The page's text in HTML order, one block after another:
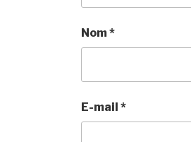
Nom*
E-mail*